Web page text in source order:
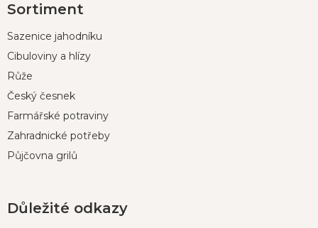
á
a
Sortiment
Sazenice jahodníku
Cibuloviny a hlízy
Růže
Český česnek
Farmářské potraviny
Zahradnické potřeby
Půjčovna grilů
Důležité odkazy